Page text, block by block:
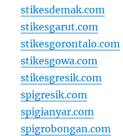
stikesdemak.com
stikesgarut.com
stikesgorontalo.com
stikesgowa.com
stikesgresik.com
spigresik.com
spigianyar.com
spigrobongan.com